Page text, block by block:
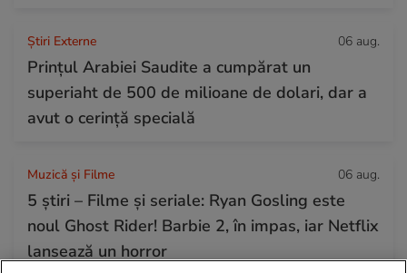
Știri Externe 06 aug.
Prințul Arabiei Saudite a cumpărat un
superiaht de 500 de milioane de dolari, dar a
avut o cerință specială
Muzică și Filme 06 aug.
5 știri – Filme și seriale: Ryan Gosling este
noul Ghost Rider! Barbie 2, în impas, iar Netflix
lansează un horror